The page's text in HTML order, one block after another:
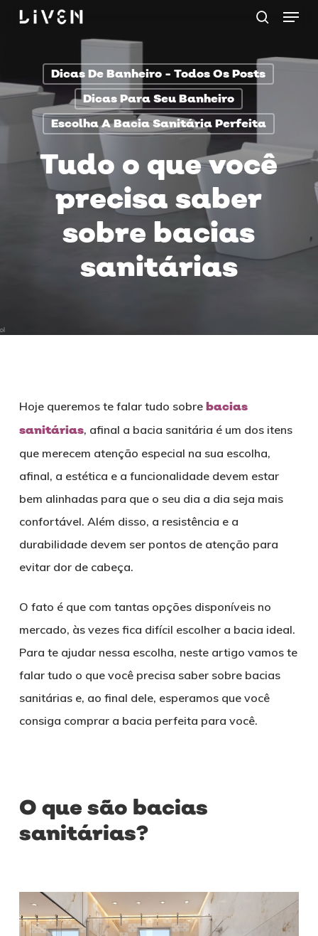
Skip
content
Menu
Dicas De Banheiro - Todos Os Posts
Dicas Para Seu Banheiro
Escolha A Bacia Sanitária Perfeita
Tudo o que você
precisa saber
sobre bacias
sanitárias
Hoje queremos te falar tudo sobre bacias
sanitárias, afinal a bacia sanitária é um dos itens
que merecem atenção especial na sua escolha,
afinal, a estética e a funcionalidade devem estar
bem alinhadas para que o seu dia a dia seja mais
confortável. Além disso, a resistência e a
durabilidade devem ser pontos de atenção para
evitar dor de cabeça.
O fato é que com tantas opções disponíveis no
mercado, às vezes fica difícil escolher a bacia ideal.
Para te ajudar nessa escolha, neste artigo vamos te
falar tudo o que você precisa saber sobre bacias
sanitárias e, ao final dele, esperamos que você
consiga comprar a bacia perfeita para você.
O que são bacias
sanitárias?